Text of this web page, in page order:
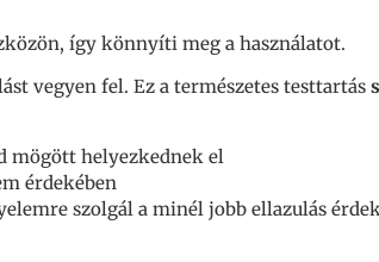
így könnyíti meg a használatot.
vegyen fel. Ez a természetes testtartás
mögött helyezkednek el
érdekében
szolgál a minél jobb ellazulás